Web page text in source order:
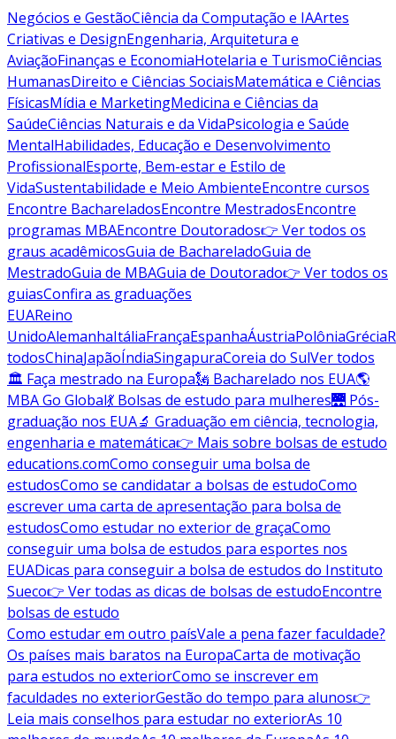
Negócios e GestãoCiência da Computação e IAArtes
Criativas e DesignEngenharia, Arquitetura e
AviaçãoFinanças e EconomiaHotelaria e TurismoCiências
HumanasDireito e Ciências SociaisMatemática e Ciências
FísicasMídia e MarketingMedicina e Ciências da
SaúdeCiências Naturais e da VidaPsicologia e Saúde
MentalHabilidades, Educação e Desenvolvimento
ProfissionalEsporte, Bem-estar e Estilo de
VidaSustentabilidade e Meio AmbienteEncontre cursos
Encontre BachareladosEncontre MestradosEncontre
programas MBAEncontre Doutorados👉 Ver todos os
graus acadêmicosGuia de BachareladoGuia de
MestradoGuia de MBAGuia de Doutorado👉 Ver todos os
guiasConfira as graduações
EUAReino
UnidoAlemanhaItáliaFrançaEspanhaÁustriaPolôniaGrécia
todosChinaJapãoÍndiaSingapuraCoreia do SulVer todos
🏛 Faça mestrado na Europa🗽 Bacharelado nos EUA🌎
MBA Go Global💃 Bolsas de estudo para mulheres🌉 Pós-
graduação nos EUA🔬 Graduação em ciência, tecnologia,
engenharia e matemática👉 Mais sobre bolsas de estudo
educations.comComo conseguir uma bolsa de
estudosComo se candidatar a bolsas de estudoComo
escrever uma carta de apresentação para bolsa de
estudosComo estudar no exterior de graçaComo
conseguir uma bolsa de estudos para esportes nos
EUADicas para conseguir a bolsa de estudos do Instituto
Sueco👉 Ver todas as dicas de bolsas de estudoEncontre
bolsas de estudo
Como estudar em outro paísVale a pena fazer faculdade?
Os países mais baratos na EuropaCarta de motivação
para estudos no exteriorComo se inscrever em
faculdades no exteriorGestão do tempo para alunos👉
Leia mais conselhos para estudar no exteriorAs 10